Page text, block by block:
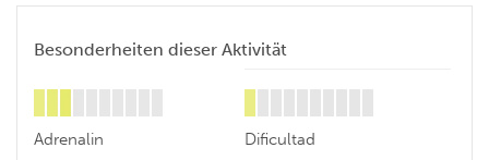
Besonderheiten dieser Aktivität
Adrenalin Dificultad